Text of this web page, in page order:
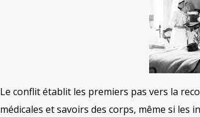
Le conflit établit les premiers pas vers la
médicales et savoirs des corps, même si